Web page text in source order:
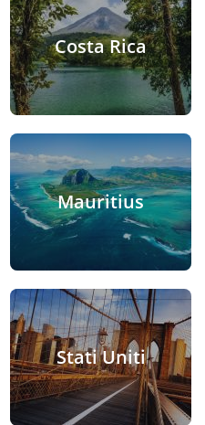
Costa Rica
Mauritius
Stati Uniti